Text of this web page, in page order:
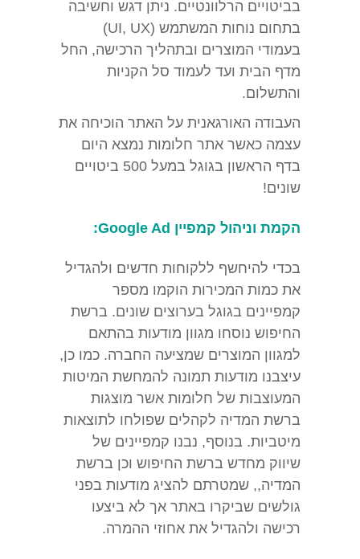
בביטויים הרלוונטיים. ניתן דגש וחשיבה
בתחום נוחות המשתמש (UI, UX)
בעמודי המוצרים ובתהליך הרכישה, החל
מדף הבית ועד לעמוד סל הקניות
והתשלום.
העבודה האורגאנית על האתר הוכיחה את
עצמה כאשר אתר חלומות נמצא היום
בדף הראשון בגוגל במעל 500 ביטויים
שונים!
הקמת וניהול קמפיין Google Ad:
בכדי להיחשף ללקוחות חדשים ולהגדיל
את כמות המכירות הוקמו מספר
קמפיינים בגוגל בערוצים שונים. ברשת
החיפוש נוסחו מגוון מודעות בהתאם
למגוון המוצרים שמציעה החברה. כמו כן,
עיצבנו מודעות תמונה להמחשת המיטות
המעוצבות של חלומות אשר מוצגות
ברשת המדיה לקהלים שפולחו לתוצאות
מיטביות. בנוסף, נבנו קמפיינים של
שיווק מחדש ברשת החיפוש וכן ברשת
המדיה,, שמטרתם להציג מודעות בפני
גולשים שביקרו באתר אך לא ביצעו
רכישה ולהגדיל את אחוזי ההמרה.